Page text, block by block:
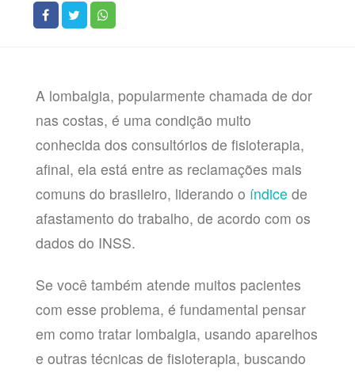
A lombalgia, popularmente chamada de dor
nas costas, é uma condição muito
conhecida dos consultórios de fisioterapia,
afinal, ela está entre as reclamações mais
comuns do brasileiro, liderando o índice de
afastamento do trabalho, de acordo com os
dados do INSS.
Se você também atende muitos pacientes
com esse problema, é fundamental pensar
em como tratar lombalgia, usando aparelhos
e outras técnicas de fisioterapia, buscando